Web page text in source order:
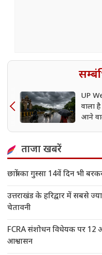
UP
वाला
आने
ताजा खबरें
छात्रों का गुस्सा 14वें दिन भी
उत्तराखंड के हरिद्वार में सबसे
चेतावनी
FCRA संशोधन विधेयक पर 12
आश्वासन